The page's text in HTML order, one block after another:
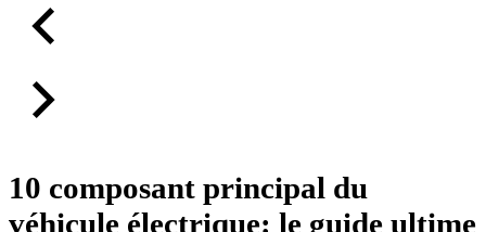
10 composant principal du
véhicule électrique: le guide ultime